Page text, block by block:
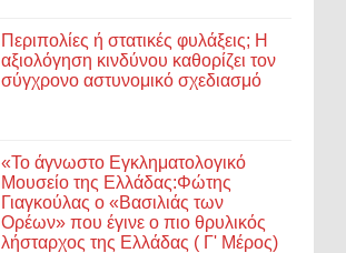
Περιπολίες ή στατικές φυλάξεις; Η
αξιολόγηση κινδύνου καθορίζει τον
σύγχρονο αστυνομικό σχεδιασμό
«Το άγνωστο Εγκληματολογικό
Μουσείο της Ελλάδας:Φώτης
Γιαγκούλας ο «Βασιλιάς των
Ορέων» που έγινε ο πιο θρυλικός
λήσταρχος της Ελλάδας ( Γ' Μέρος)